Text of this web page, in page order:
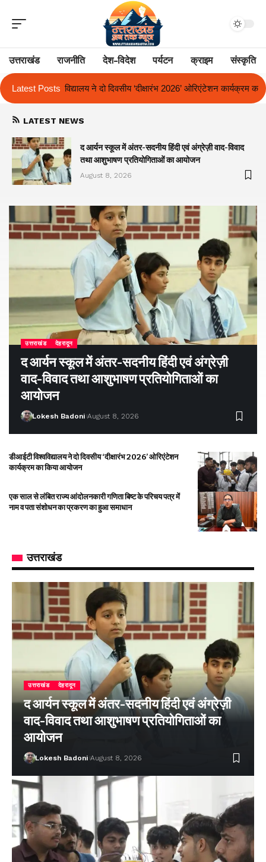
उत्तराखंड राजनीति देश-विदेश पर्यटन क्राइम संस्कृति
Latest Posts
‘दीक्षारंभ 2026’ ओरिएंटेशन कार्यक्रम का किया आयोजन एक साल से लंबित राज्य
LATEST NEWS
द आर्यन स्कूल में अंतर-सदनीय हिंदी एवं अंग्रेज़ी वाद-विवाद
तथा आशुभाषण प्रतियोगिताओं का आयोजन
August 8, 2026
उत्तराखंड देहरादून
द आर्यन स्कूल में अंतर-सदनीय हिंदी एवं अंग्रेज़ी
वाद-विवाद तथा आशुभाषण प्रतियोगिताओं का
आयोजन
Lokesh Badoni August 8, 2026
डीआईटी विश्वविद्यालय ने दो दिवसीय ‘दीक्षारंभ 2026’ ओरिएंटेशन
कार्यक्रम का किया आयोजन
एक साल से लंबित राज्य आंदोलनकारी गणिता बिष्ट के परिचय पत्र में
नाम व पता संशोधन का प्रकरण का हुआ समाधान
उत्तराखंड
उत्तराखंड देहरादून
द आर्यन स्कूल में अंतर-सदनीय हिंदी एवं अंग्रेज़ी
वाद-विवाद तथा आशुभाषण प्रतियोगिताओं का
आयोजन
Lokesh Badoni August 8, 2026